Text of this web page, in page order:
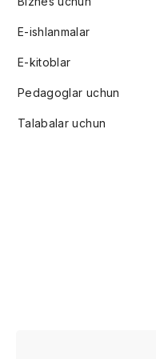
E-ishlanmalar
E-kitoblar
Pedagoglar uchun
Talabalar uchun